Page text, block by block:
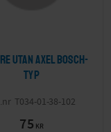
utan axel Bosch-
typ
T034-01-38-102
75 KR